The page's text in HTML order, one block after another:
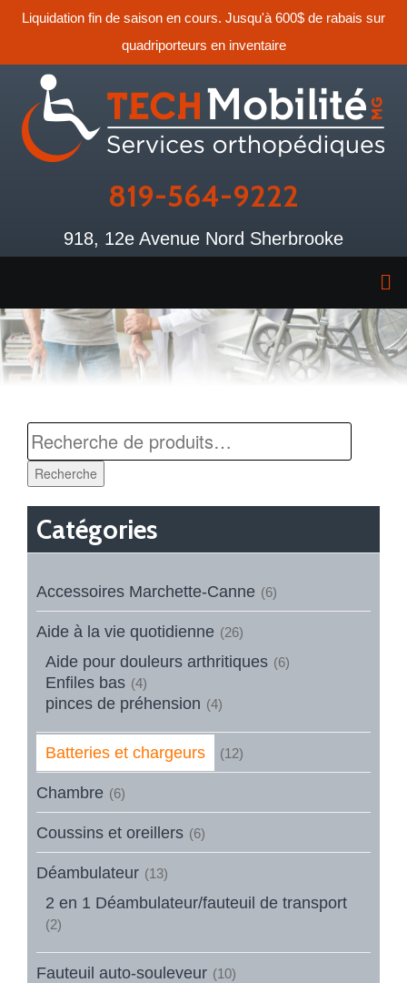
Liquidation fin de saison en cours. Jusqu'à 600$ de rabais sur
quadriporteurs en inventaire
819-564-9222
918, 12e Avenue Nord Sherbrooke
Recherche
Catégories
Accessoires Marchette-Canne (6)
Aide à la vie quotidienne (26)
Aide pour douleurs arthritiques (6)
Enfiles bas (4)
pinces de préhension (4)
Batteries et chargeurs (12)
Chambre (6)
Coussins et oreillers (6)
Déambulateur (13)
2 en 1 Déambulateur/fauteuil de transport
(2)
Fauteuil auto-souleveur (10)